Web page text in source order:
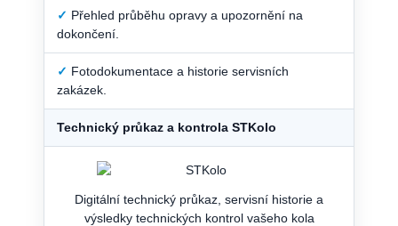
✓ Přehled průběhu opravy a upozornění na
dokončení.
✓ Fotodokumentace a historie servisních
zakázek.
Technický průkaz a kontrola STKolo
Digitální technický průkaz, servisní historie a
výsledky technických kontrol vašeho kola